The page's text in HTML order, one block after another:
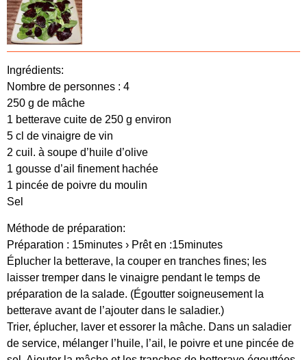
Ingrédients:
Nombre de personnes : 4
250 g de mâche
1 betterave cuite de 250 g environ
5 cl de vinaigre de vin
2 cuil. à soupe d’huile d’olive
1 gousse d’ail finement hachée
1 pincée de poivre du moulin
Sel
Méthode de préparation:
Préparation : 15minutes › Prêt en :15minutes
Éplucher la betterave, la couper en tranches fines; les
laisser tremper dans le vinaigre pendant le temps de
préparation de la salade. (Égoutter soigneusement la
betterave avant de l’ajouter dans le saladier.)
Trier, éplucher, laver et essorer la mâche. Dans un saladier
de service, mélanger l’huile, l’ail, le poivre et une pincée de